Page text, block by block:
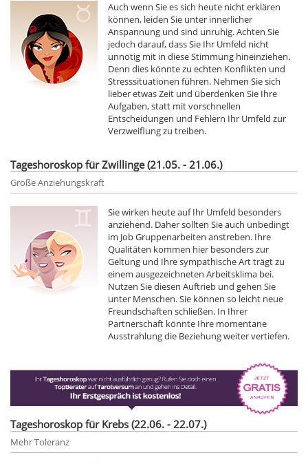
Auch wenn Sie es sich heute nicht erklären
können, leiden Sie unter innerlicher
Anspannung und sind unruhig. Achten Sie
jedoch darauf, dass Sie Ihr Umfeld nicht
unnötig mit in diese Stimmung hineinziehen.
Denn dies könnte zu echten Konflikten und
Stresssituationen führen. Nehmen Sie sich
lieber etwas Zeit und überdenken Sie Ihre
Aufgaben, statt mit vorschnellen
Entscheidungen und Fehlern Ihr Umfeld zur
Verzweiflung zu treiben.
Tageshoroskop für Zwillinge (21.05. - 21.06.)
Große Anziehungskraft
Sie wirken heute auf Ihr Umfeld besonders
anziehend. Daher sollten Sie auch unbedingt
im Job Gruppenarbeiten anstreben. Ihre
Qualitäten kommen hier besonders zur
Geltung und Ihre sympathische Art trägt zu
einem ausgezeichneten Arbeitsklima bei.
Nutzen Sie diesen Auftrieb und gehen Sie
unter Menschen. Sie können so leicht neue
Freundschaften schließen. In Ihrer
Partnerschaft könnte Ihre momentane
Ausstrahlung die Beziehung weiter vertiefen.
Tageshoroskop für Krebs (22.06. - 22.07.)
Mehr Toleranz